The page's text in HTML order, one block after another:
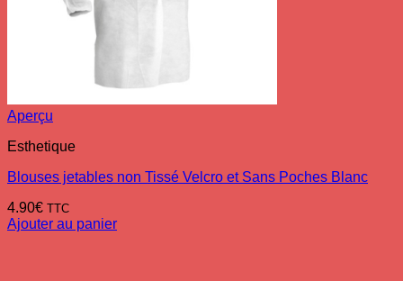
Aperçu
Esthetique
Blouses jetables non Tissé Velcro et Sans Poches Blanc
4.90€ TTC
Ajouter au panier